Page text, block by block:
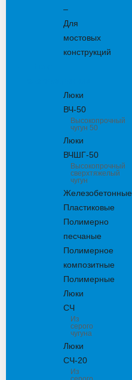
–
Для
мостовых
конструкций
Люки
ВЧ-50
Высокопрочный
чугун 50
Люки
ВЧШГ-50
Высокопрочный
сверхтяжелый
чугун
Железобетонные
Пластиковые
Полимерно
песчаные
Полимерное
композитные
Полимерные
Люки
СЧ
Из
серого
чугуна
Люки
СЧ-20
Из